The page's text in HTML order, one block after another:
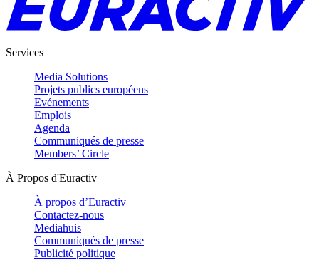
Services
Media Solutions
Projets publics européens
Evénements
Emplois
Agenda
Communiqués de presse
Members’ Circle
À Propos d'Euractiv
À propos d’Euractiv
Contactez-nous
Mediahuis
Communiqués de presse
Publicité politique